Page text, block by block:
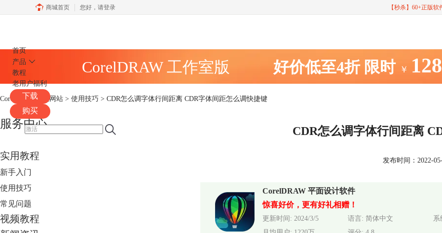
商城首页 您好， 请登录 【秒杀】60+正版
首页
产品
教程
老用户福利
下载
购买
CorelDRAW 工作室版 好价低至4折 限时 ￥
CorelDRAW中文网站 > 使用技巧 > CDR怎么调字体行间距离 CDR字体间距怎么调快捷键
服务中心
实用教程
新手入门
使用技巧
常见问题
视频教程
CDR怎么调字体行间距离
发布时间：2022-
CorelDRAW 平面设计软件
惊喜好价，更有好礼相赠！
更新时间: 2024/3/5 语言: 简体中文
系